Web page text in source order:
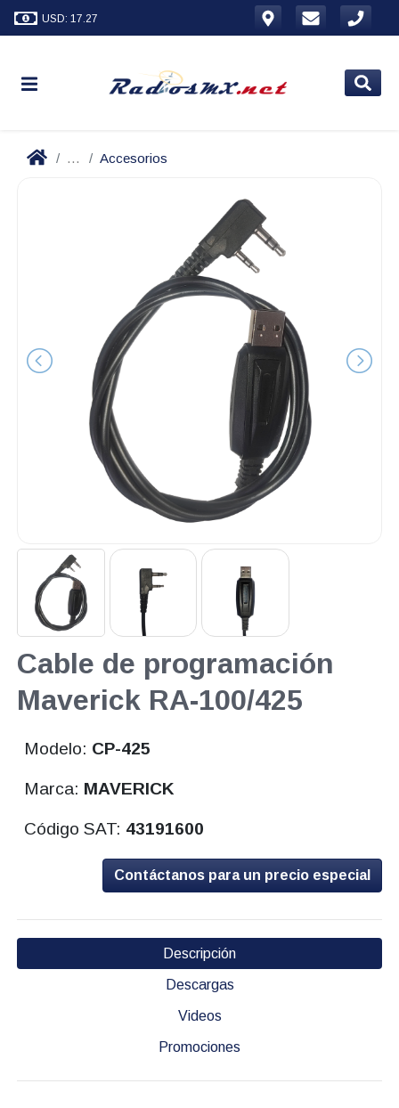
USD: 17.27
... Accesorios
Cable de programación
Maverick RA-100/425
Modelo: CP-425
Marca: MAVERICK
Código SAT: 43191600
Contáctanos para un precio especial
Descripción
Descargas
Videos
Promociones